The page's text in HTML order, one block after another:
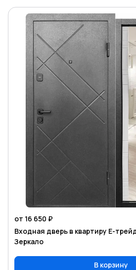
от 16 650 ₽
Входная дверь в квартиру Е-
Зеркало
В корзину